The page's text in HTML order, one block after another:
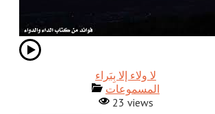
المسموعات
23 views